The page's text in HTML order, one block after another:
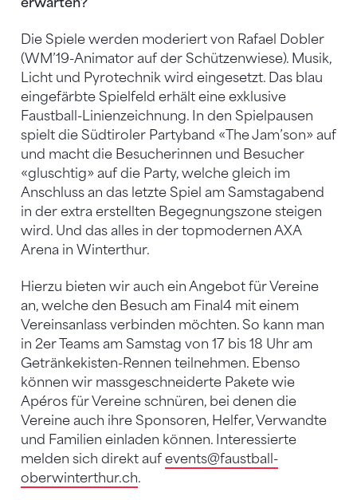
Die Spiele werden moderiert von Rafael Dobler
(WM’19-Animator auf der Schützenwiese). Musik,
Licht und Pyrotechnik wird eingesetzt. Das blau
eingefärbte Spielfeld erhält eine exklusive
Faustball-Linienzeichnung. In den Spielpausen
spielt die Südtiroler Partyband «The Jam’son» auf
und macht die Besucherinnen und Besucher
«gluschtig» auf die Party, welche gleich im
Anschluss an das letzte Spiel am Samstagabend
in der extra erstellten Begegnungszone steigen
wird. Und das alles in der topmodernen AXA
Arena in Winterthur.
Hierzu bieten wir auch ein Angebot für Vereine
an, welche den Besuch am Final4 mit einem
Vereinsanlass verbinden möchten. So kann man
in 2er Teams am Samstag von 17 bis 18 Uhr am
Getränkekisten-Rennen teilnehmen. Ebenso
können wir massgeschneiderte Pakete wie
Apéros für Vereine schnüren, bei denen die
Vereine auch ihre Sponsoren, Helfer, Verwandte
und Familien einladen können. Interessierte
melden sich direkt auf events@faustball-
oberwinterthur.ch.